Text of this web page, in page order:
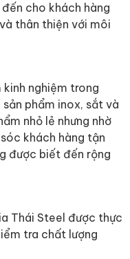
cho khách hàng
thân thiện với môi
kinh nghiệm trong
phẩm inox, sắt và
nhỏ lẻ nhưng nhờ
khách hàng tận
được biết đến rộng
Thái Steel được thực
tra chất lượng